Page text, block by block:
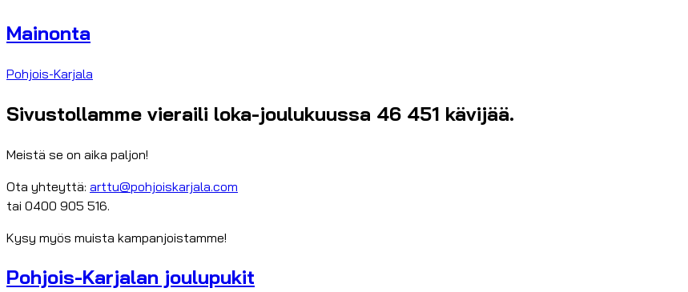
Mainonta
Pohjois-Karjala
Sivustollamme vieraili loka-joulukuussa 46 451 kävijää.
Meistä se on aika paljon!
Ota yhteyttä: arttu@pohjoiskarjala.com
tai 0400 905 516.
Kysy myös muista kampanjoistamme!
Pohjois-Karjalan joulupukit